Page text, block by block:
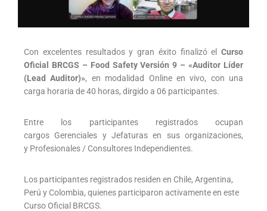
Con excelentes resultados y gran éxito finalizó el
Curso
Oficial BRCGS – Food Safety Versión 9 – «Auditor Líder
(Lead Auditor)», en modalidad Online en vivo, con una
carga horaria de 40 horas, dirgido a 06 participantes.
Entre los participantes registrados ocupan
cargos Gerenciales y Jefaturas en sus organizaciones,
y Profesionales / Consultores Independientes.
Los participantes registrados residen en Chile, Argentina,
Perú y Colombia, quienes participaron activamente en este
Curso Oficial BRCGS.